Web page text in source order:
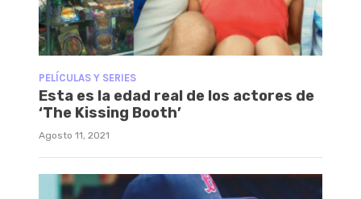
PELÍCULAS Y SERIES
Esta es la edad real de los actores de
‘The Kissing Booth’
Agosto 11, 2021